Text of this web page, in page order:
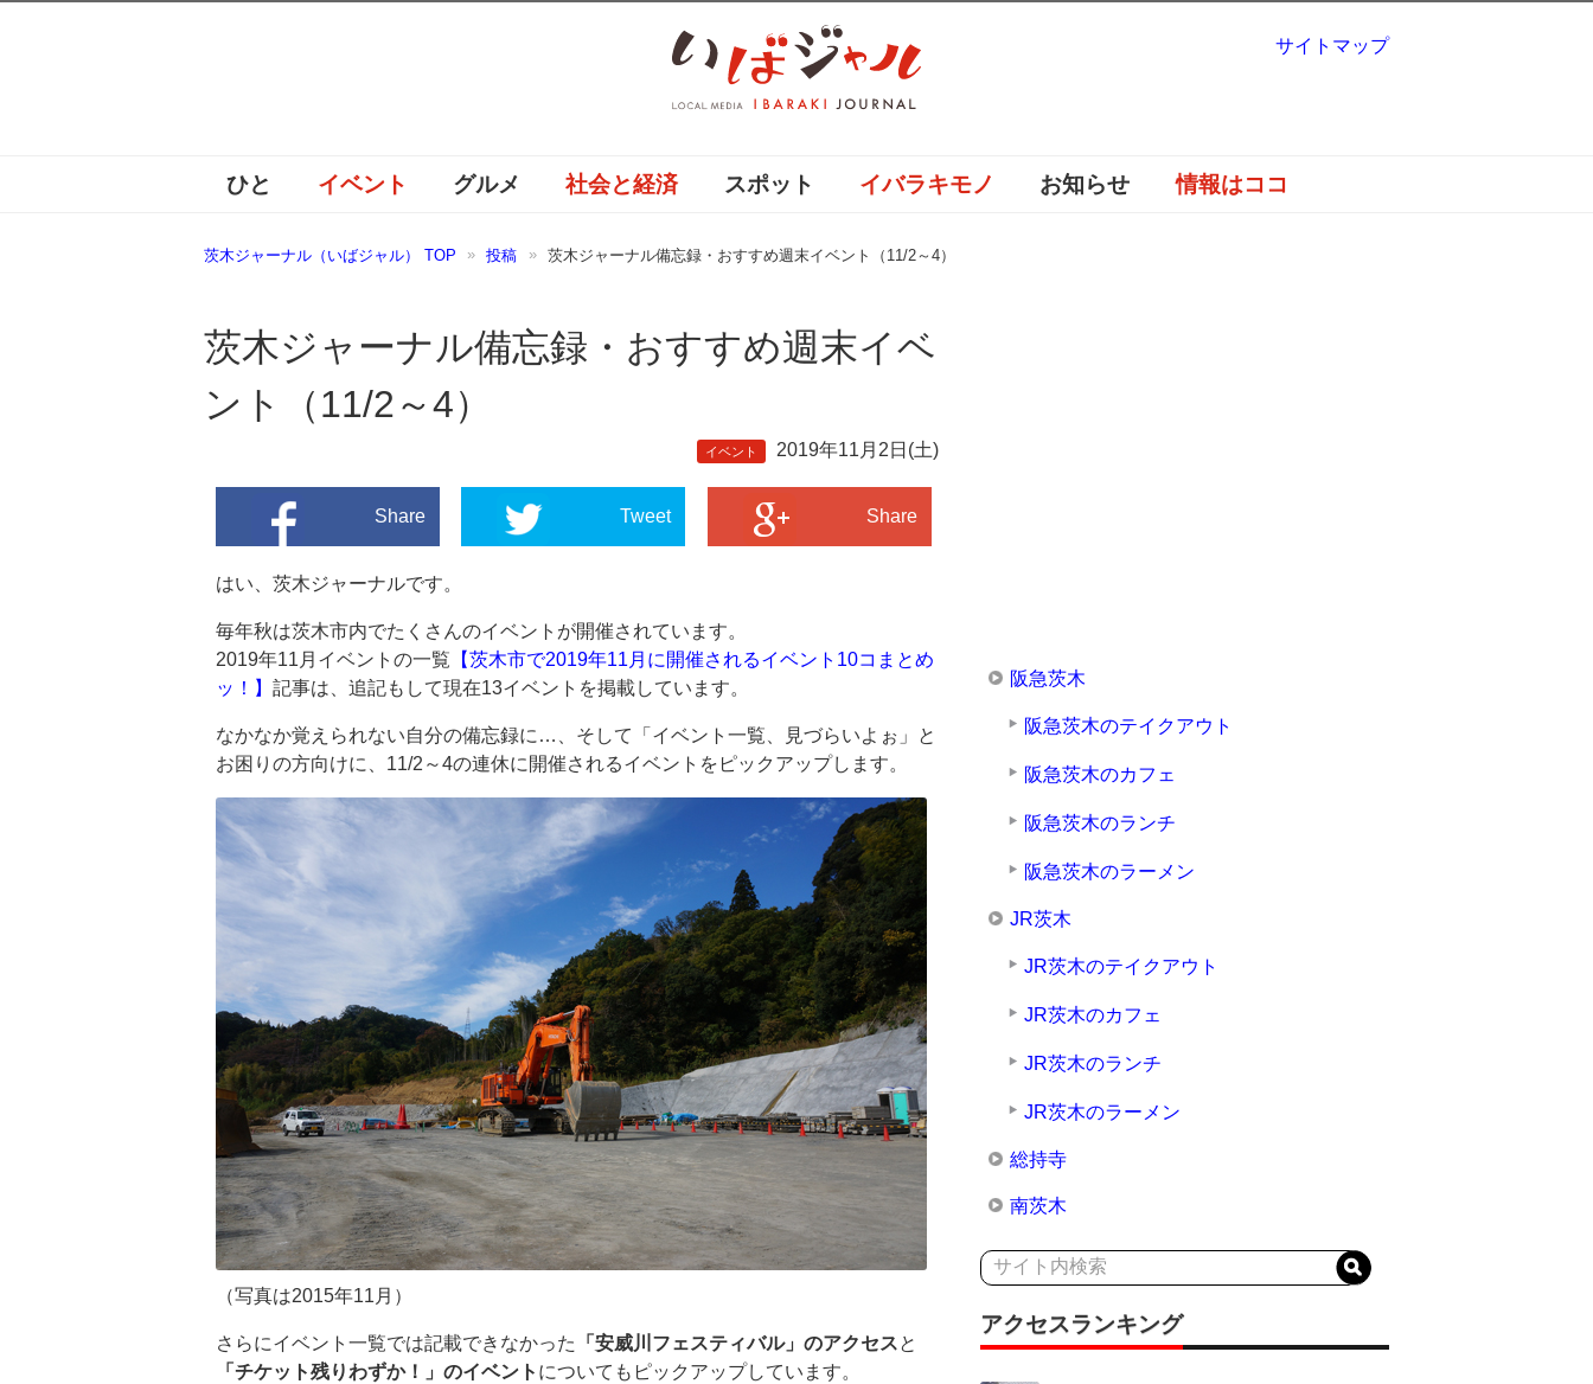
ひと イベント グルメ 社会と経済 スポット イバラキモノ お知らせ 情報はココ
茨木ジャーナル（いばジャル） TOP 投稿 茨木ジャーナル備忘録・おすすめ週末イベント（11/2～4）
茨木ジャーナル備忘録・おすすめ週末イベ
ント（11/2～4）
イベント 2019年11月2日(土)
Share Tweet Share
はい、茨木ジャーナルです。
毎年秋は茨木市内でたくさんのイベントが開催されています。
2019年11月イベントの一覧 【茨木市で2019年11月に開催されるイベント10コまとめ
ッ！】 記事は、追記もして現在13イベントを掲載しています。
なかなか覚えられない自分の備忘録に…、そして「イベント一覧、見づらいよぉ」と
お困りの方向けに、11/2～4の連休に開催されるイベントをピックアップします。
（写真は2015年11月）
さらにイベント一覧では記載できなかった 「安威川フェスティバル」のアクセスと
「チケット残りわずか！」のイベント についてもピックアップしています。
阪急茨木
阪急茨木のテイクアウト
阪急茨木のカフェ
阪急茨木のランチ
阪急茨木のラーメン
JR茨木
JR茨木のテイクアウト
JR茨木のカフェ
JR茨木のランチ
JR茨木のラーメン
総持寺
南茨木
アクセスランキング
サイトマップ